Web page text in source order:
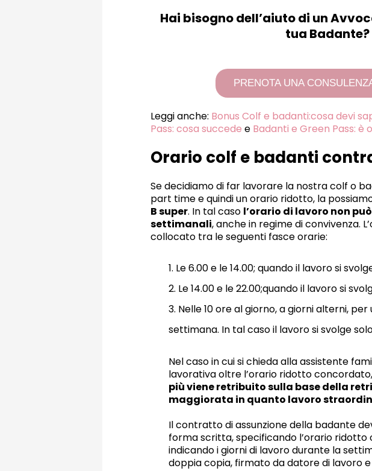
Hai bisogno dell’aiuto di un
tua Badante?
PRENOTA UNA
Leggi anche: Bonus Colf e badanti:cosa devi
Pass: cosa succede e Badanti e Green Pass: è
Orario colf e badanti
Se decidiamo di far lavorare la nostra colf o
part time e quindi un orario ridotto, la
B super. In tal caso l’orario di lavoro non
settimanali, anche in regime di convivenza.
collocato tra le seguenti fasce orarie:
1. Le 6.00 e le 14.00; quando il lavoro si
2. Le 14.00 e le 22.00;quando il lavoro si
3. Nelle 10 ore al giorno, a giorni alterni,
settimana. In tal caso il lavoro si svolge
Nel caso in cui si chieda alla assistente
lavorativa oltre l’orario ridotto concordato,
più viene retribuito sulla base della
maggiorata in quanto lavoro
Il contratto di assunzione della badante
forma scritta, specificando l’orario
indicando i giorni di lavoro durante la
doppia copia, firmato da datore di lavoro